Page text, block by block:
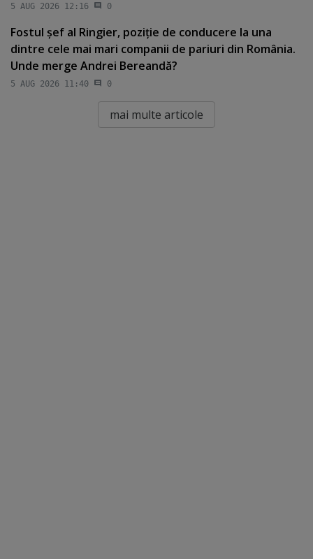
5 AUG 2026 12:16 0
Fostul şef al Ringier, poziţie de conducere la una
dintre cele mai mari companii de pariuri din România.
Unde merge Andrei Bereandă?
5 AUG 2026 11:40 0
mai multe articole